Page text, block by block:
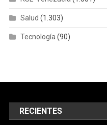
Salud (1.303)
Tecnología(90)
RECIENTES